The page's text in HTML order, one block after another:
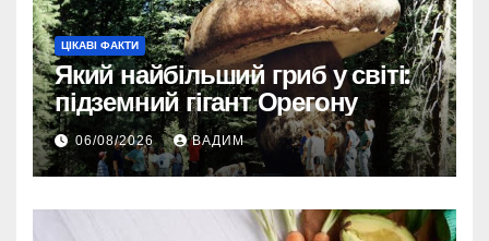
ЦІКАВІ ФАКТИ
Який найбільший гриб у світі:
підземний гігант Орегону
06/08/2026 ВАДИМ